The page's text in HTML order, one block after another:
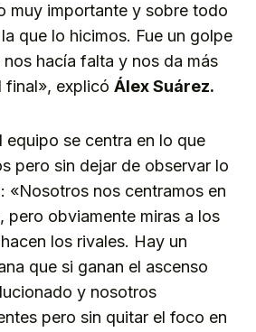
muy importante y sobre todo
que lo hicimos. Fue un golpe
hacía falta y nos da más
final», explicó Álex Suárez.
equipo se centra en lo que
pero sin dejar de observar lo
«Nosotros nos centramos en
pero obviamente miras a los
los rivales. Hay un
que si ganan el ascenso
y nosotros
pero sin quitar el foco en